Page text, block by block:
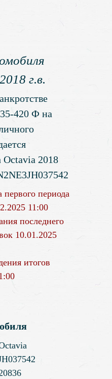
г.в.
420 Ф на
Octavia 2018
первого периода
11:00
последнего
10.01.2025
итогов